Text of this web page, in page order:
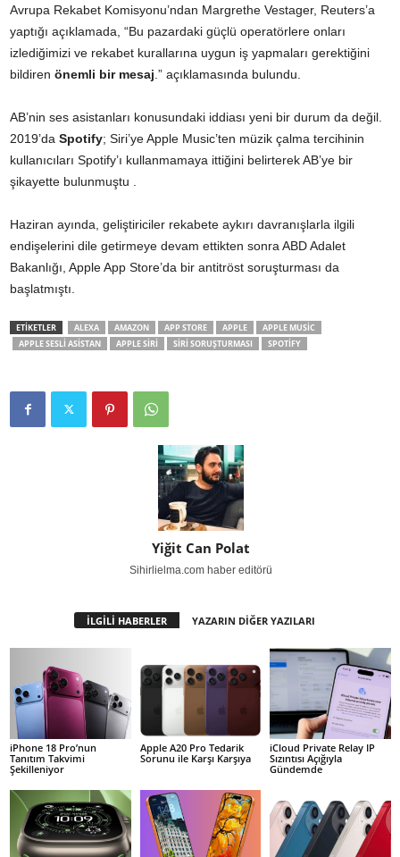
Avrupa Rekabet Komisyonu’ndan Margrethe Vestager, Reuters’a
yaptığı açıklamada, “Bu pazardaki güçlü operatörlere onları
izlediğimizi ve rekabet kurallarına uygun iş yapmaları gerektiğini
bildiren önemli bir mesaj.” açıklamasında bulundu.
AB’nin ses asistanları konusundaki iddiası yeni bir durum da değil.
2019’da Spotify; Siri’ye Apple Music’ten müzik çalma tercihinin
kullanıcıları Spotify’ı kullanmamaya ittiğini belirterek AB’ye bir
şikayette bulunmuştu .
Haziran ayında, geliştiriciler rekabete aykırı davranışlarla ilgili
endişelerini dile getirmeye devam ettikten sonra ABD Adalet
Bakanlığı, Apple App Store’da bir antitröst soruşturması da
başlatmıştı.
ETİKETLER ALEXA AMAZON APP STORE APPLE
APPLE MUSIC
APPLE SESLI ASISTAN
APPLE SIRI SIRI SORUŞTURMASI SPOTIFY
Yiğit Can Polat
Sihirlielma.com haber editörü
İLGİLİ HABERLER YAZARIN DİĞER YAZILARI
iPhone 18 Pro’nun
Tanıtım Takvimi
Şekilleniyor
Apple A20 Pro Tedarik
Sorunu ile Karşı Karşıya
iCloud Private Relay IP
Sızıntısı Açığıyla
Gündemde